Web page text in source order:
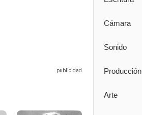
Cámara
Sonido
Producción
Arte